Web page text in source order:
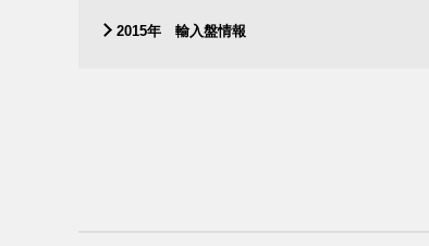
2015年 輸入盤情報